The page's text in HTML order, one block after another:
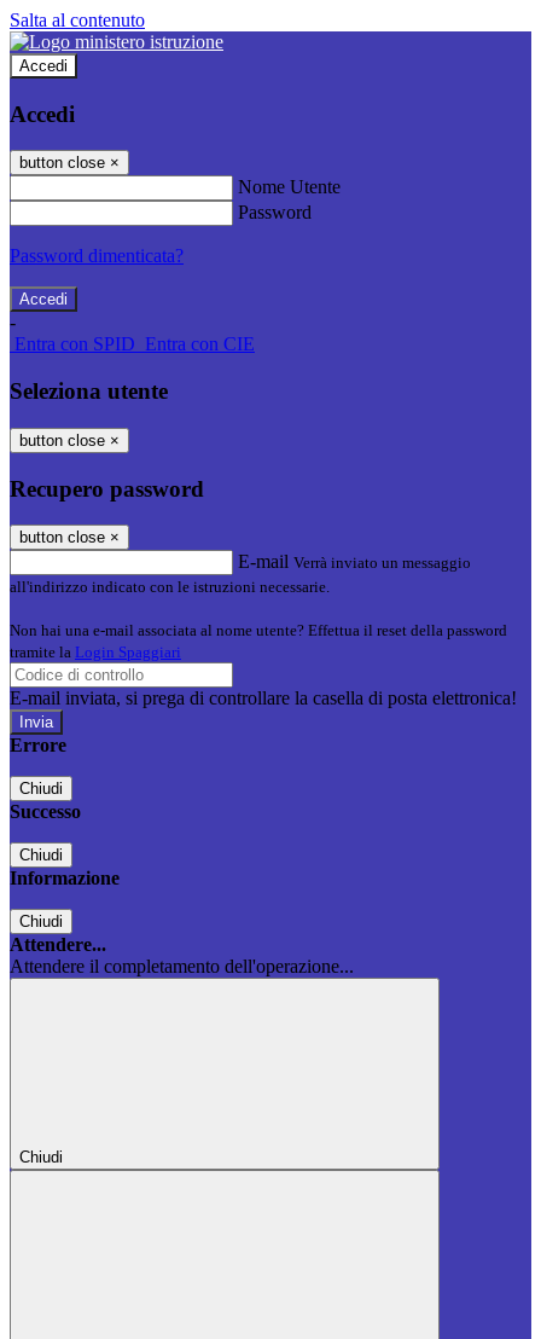
Salta al contenuto
Accedi
Accedi
button close ×
Nome Utente
Password
Password dimenticata?
-
Entra con SPID Entra con CIE
Seleziona utente
button close ×
Recupero password
button close ×
E-mail Verrà inviato un messaggio
all'indirizzo indicato con le istruzioni necessarie.
Non hai una e-mail associata al nome utente? Effettua il reset della password
tramite la Login Spaggiari
E-mail inviata, si prega di controllare la casella di posta elettronica!
Errore
Chiudi
Successo
Chiudi
Informazione
Chiudi
Attendere...
Attendere il completamento dell'operazione...
Chiudi